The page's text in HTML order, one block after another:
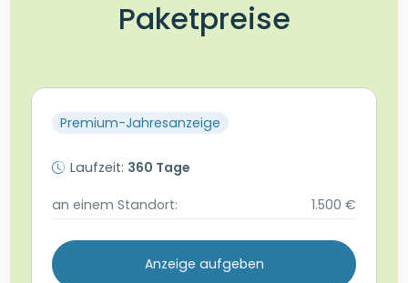
Paketpreise
Premium-Jahresanzeige
Laufzeit: 360 Tage
an einem Standort: 1.500 €
Anzeige aufgeben